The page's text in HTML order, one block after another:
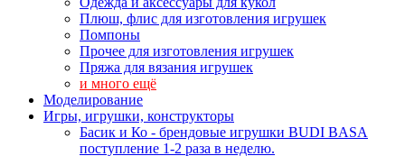
Плюш, флис для изготовления игрушек
Помпоны
Прочее для изготовления игрушек
Пряжа для вязания игрушек
и много ещё
Моделирование
Игры, игрушки, конструкторы
Басик и Ко - брендовые игрушки BUDI BASA
поступление 1-2 раза в неделю.